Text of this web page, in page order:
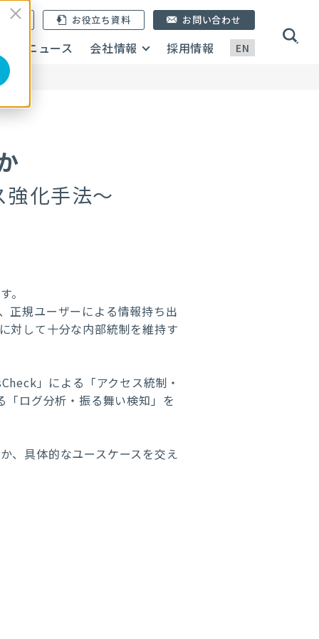
EN
録 お役立ち資料
ニュース 会社情報 採用情報
お問い合わせ
化手法～
。
正規ユーザーによる情報持ち出
対して十分な内部統制を維持す
」による「アクセス統制・
ログ分析・振る舞い検知」を
、具体的なユースケースを交え